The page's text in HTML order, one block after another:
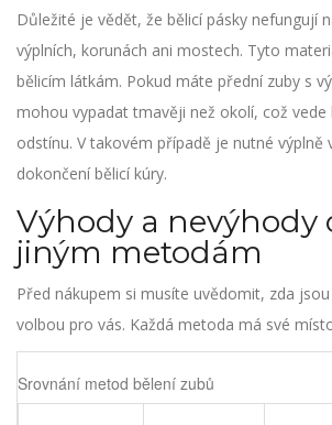
Důležité je vědět, že bělicí pásky nefungují
výplních, korunách ani mostech. Tyto
bělicím látkám. Pokud máte přední zuby s
mohou vypadat tmavěji než okolí, což
odstínu. V takovém případě je nutné výplně
dokončení bělicí kúry.
Výhody a nevýhody
jiným metodám
Před nákupem si musíte uvědomit, zda
volbou pro vás. Každá metoda má své
Srovnání metod bělení zubů